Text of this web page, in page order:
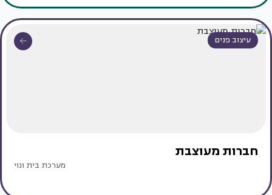
עיצוב פנים
חברות מעוצבת
מערכת בית ונוי